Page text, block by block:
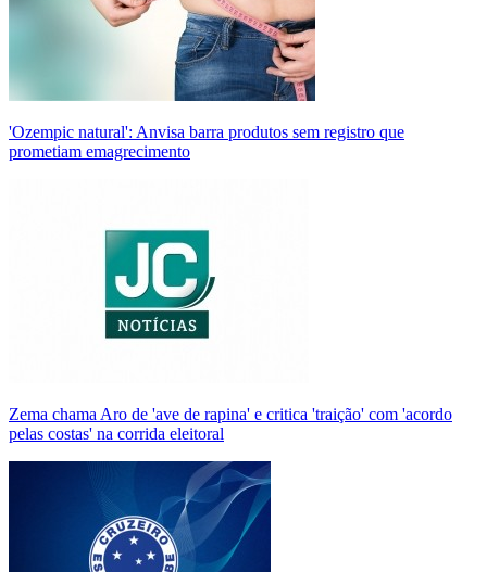
'Ozempic natural': Anvisa barra produtos sem registro que
prometiam emagrecimento
Zema chama Aro de 'ave de rapina' e critica 'traição' com 'acordo
pelas costas' na corrida eleitoral